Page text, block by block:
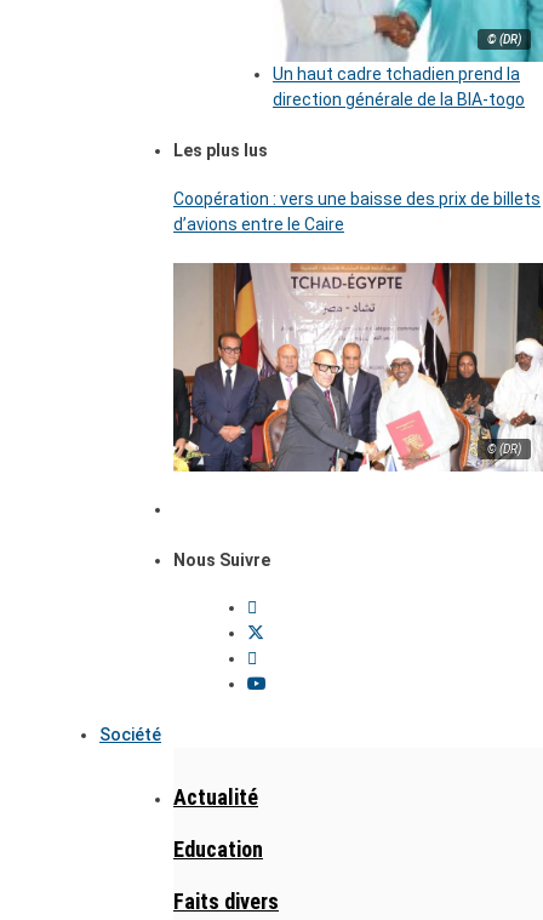
© (DR)
Un haut cadre tchadien prend la
direction générale de la BIA-togo
Les plus lus
Coopération : vers une baisse des prix de billets
d’avions entre le Caire
© (DR)
Nous Suivre
Société
Actualité
Education
Faits divers